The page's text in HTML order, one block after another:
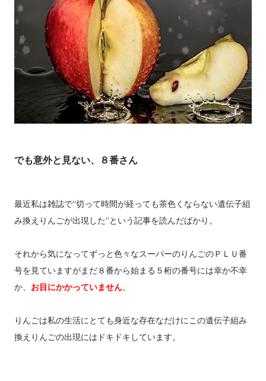
でも意外と見ない、８番さん
最近私は雑誌で”切って時間が経っても茶色くならない遺伝子組
み換えりんごが出現した”という記事を読んだばかり。
それから気になってずっと色々なスーパーのりんごのＰＬＵ番
号を見ていますがまだ８番から始まる５桁の番号には幸か不幸
か、 お目にかかっていません。
りんごは私の生活にとても身近な存在なだけにこの遺伝子組み
換えりんごの出現にはドキドキしています。